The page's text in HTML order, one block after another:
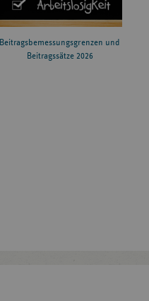
Beitragsbemessungsgrenzen und
Beitragssätze 2026